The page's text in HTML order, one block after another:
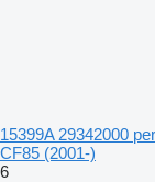
15399A 29342000
CF85 (2001-)
6